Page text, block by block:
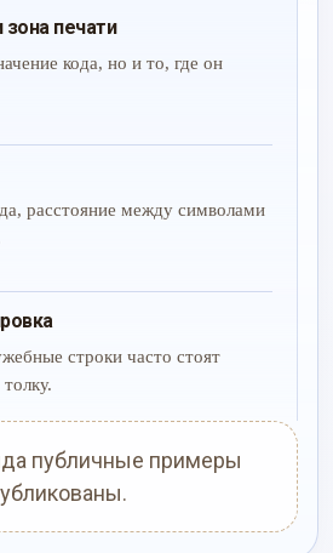
печати
кода, но и то, где он
расстояние между символами
строки часто стоят
публичные примеры